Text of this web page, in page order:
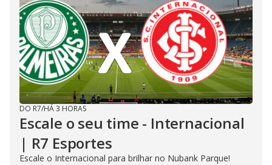
DO R7/HÁ 3 HORAS
Escale o seu time - Internacional
| R7 Esportes
Escale o Internacional para brilhar no Nubank Parque!